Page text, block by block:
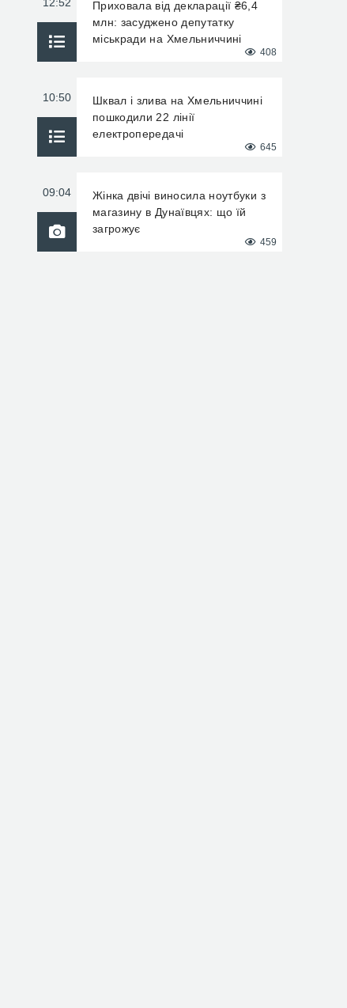
Приховала від декларації ₴6,4
млн: засуджено депутатку
міськради на Хмельниччині
408
10:50
Шквал і злива на Хмельниччині
пошкодили 22 лінії
електропередачі
645
09:04
Жінка двічі виносила ноутбуки з
магазину в Дунаївцях: що їй
загрожує
459